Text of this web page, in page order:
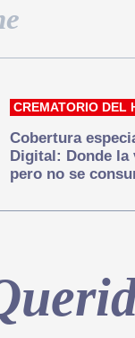
CREMATORIO DEL
Cobertura
Digital: Donde
pero no se